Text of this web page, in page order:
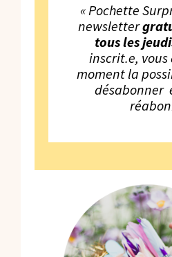
« Pochette
newsletter
tous les
inscrit.e,
moment la
désabonner